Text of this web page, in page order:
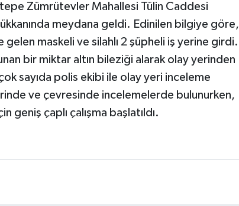
Zümrütevler Mahallesi Tülin Caddesi
meydana geldi. Edinilen bilgiye göre,
maskeli ve silahlı 2 şüpheli iş yerine girdi.
bir miktar altın bileziği alarak olay yerinden
sayıda polis ekibi ile olay yeri inceleme
ve çevresinde incelemelerde bulunurken,
geniş çaplı çalışma başlatıldı.